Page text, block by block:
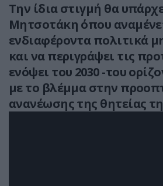
Την ίδια στιγμή θα
Μητσοτάκη όπου
ενδιαφέροντα πολιτικά
και να περιγράψει τις
ενόψει του 2030 -του
με το βλέμμα στην
ανανέωσης της θητείας